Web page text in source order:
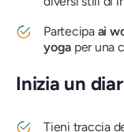
Partecipa ai
yoga per una
Inizia un
Tieni traccia